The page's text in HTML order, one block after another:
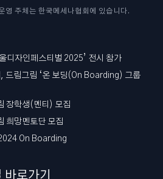
영 주체는 한국메세나협회에 있습니다.
디자인페스티벌 2025’ 전시 참가
드림그림 ‘온 보딩(On Boarding) 그룹
장학생(멘티) 모집
희망멘토단 모집
On Boarding
로가기